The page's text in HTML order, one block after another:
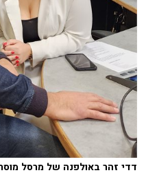
דדי זהר באולפנה של מרסל